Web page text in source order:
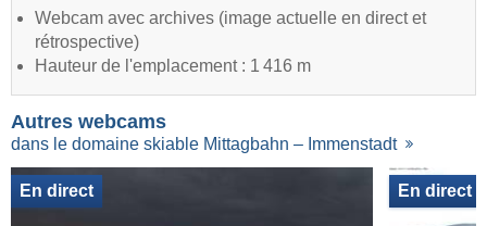
Webcam avec archives (image actuelle en direct et
rétrospective)
Hauteur de l'emplacement : 1 416 m
Autres webcams
dans le domaine skiable Mittagbahn – Immenstadt
En direct En direct